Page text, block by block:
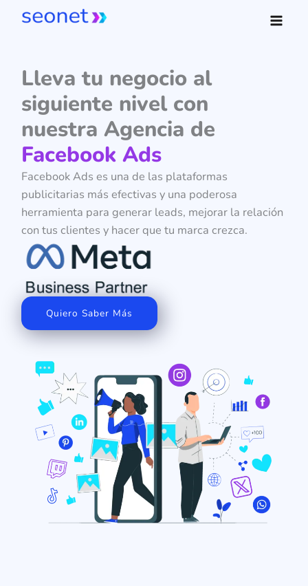
Lleva tu negocio al
siguiente nivel con
nuestra Agencia de
Facebook Ads
Facebook Ads es una de las plataformas
publicitarias más efectivas y una poderosa
herramienta para generar leads, mejorar la relación
con tus clientes y hacer que tu marca crezca.
Quiero Saber Más